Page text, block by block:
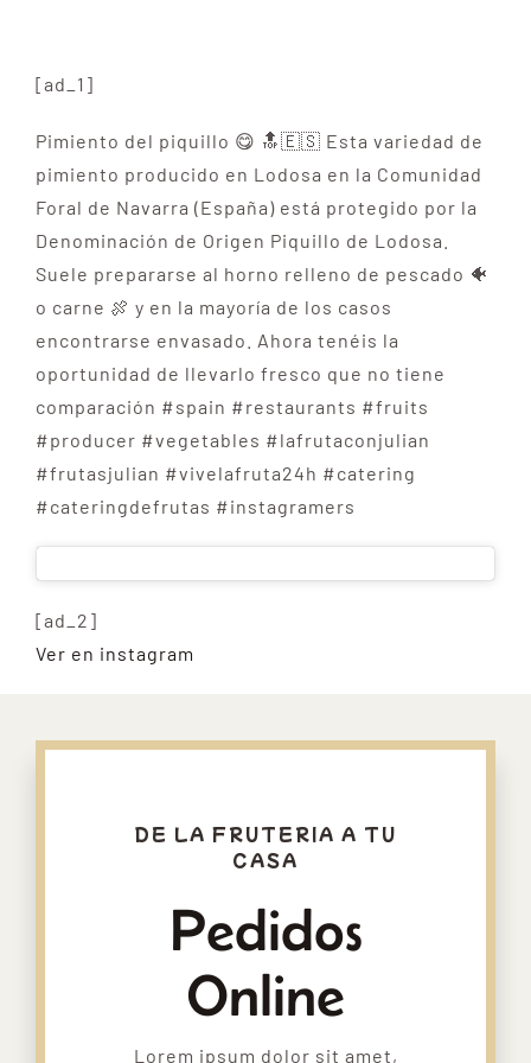
[ad_1]
Pimiento del piquillo 😋 🔝🇪🇸 Esta variedad de
pimiento producido en Lodosa en la Comunidad
Foral de Navarra (España) está protegido por la
Denominación de Origen Piquillo de Lodosa.
Suele prepararse al horno relleno de pescado 🐠
o carne 🍖 y en la mayoría de los casos
encontrarse envasado. Ahora tenéis la
oportunidad de llevarlo fresco que no tiene
comparación #spain #restaurants #fruits
#producer #vegetables #lafrutaconjulian
#frutasjulian #vivelafruta24h #catering
#cateringdefrutas #instagramers
[ad_2]
Ver en instagram
DE LA FRUTERIA A TU
CASA
Pedidos
Online
Lorem ipsum dolor sit amet,